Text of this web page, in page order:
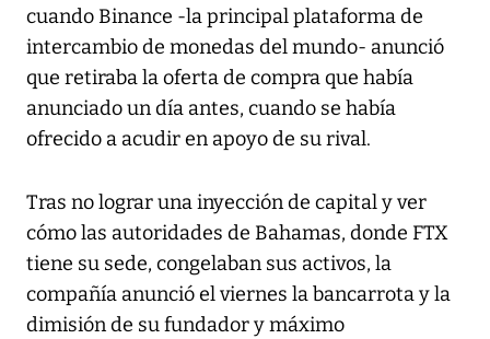
cuando Binance -la principal plataforma de
intercambio de monedas del mundo- anunció
que retiraba la oferta de compra que había
anunciado un día antes, cuando se había
ofrecido a acudir en apoyo de su rival.
Tras no lograr una inyección de capital y ver
cómo las autoridades de Bahamas, donde FTX
tiene su sede, congelaban sus activos, la
compañía anunció el viernes la bancarrota y la
dimisión de su fundador y máximo